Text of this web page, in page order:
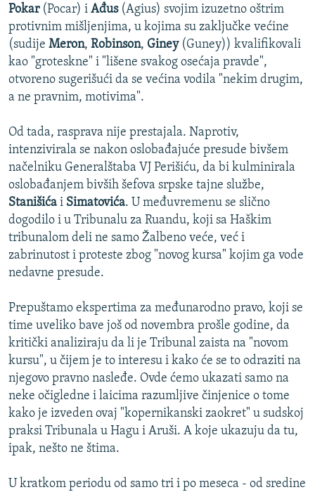
Pokar (Pocar) i Ađus(Agius) svojim izuzetno oštrim
protivnim mišljenjima, u kojima su zaključke većine
(sudije Meron, Robinson, Giney (Guney)) kvalifikovali
kao "groteskne" i "lišene svakog osećaja pravde",
otvoreno sugerišući da se većina vodila "nekim drugim,
a ne pravnim, motivima".
Od tada, rasprava nije prestajala. Naprotiv,
intenzivirala se nakon oslobađajuće presude bivšem
načelniku Generalštaba VJ Perišiću, da bi kulminirala
oslobađanjem bivših šefova srpske tajne službe,
Stanišića i Simatovića. U međuvremenu se slično
dogodilo i u Tribunalu za Ruandu, koji sa Haškim
tribunalom deli ne samo Žalbeno veće, već i
zabrinutost i proteste zbog "novog kursa" kojim ga vode
nedavne presude.
Prepuštamo ekspertima za međunarodno pravo, koji se
time uveliko bave još od novembra prošle godine, da
kritički analiziraju da li je Tribunal zaista na "novom
kursu", u čijem je to interesu i kako će se to odraziti na
njegovo pravno nasleđe. Ovde ćemo ukazati samo na
neke očigledne i laicima razumljive činjenice o tome
kako je izveden ovaj "kopernikanski zaokret" u sudskoj
praksi Tribunala u Hagu i Aruši. A koje ukazuju da tu,
ipak, nešto ne štima.
U kratkom periodu od samo tri i po meseca - od sredine